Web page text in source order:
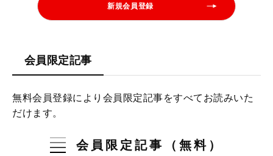
新規会員登録
会員限定記事
無料会員登録により会員限定記事をすべてお読みいた
だけます。
会員限定記事（無料）